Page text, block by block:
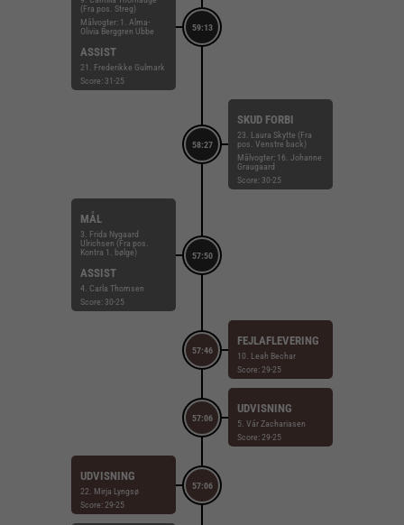
59:13
(Fra pos. Streg)
Målvogter: 1. Alma-
Olivia Berggren Ubbe
ASSIST
21. Frederikke Gulmark
Score: 31-25
58:27
SKUD FORBI
23. Laura Skytte (Fra
pos. Venstre back)
Målvogter: 16. Johanne
Graugaard
Score: 30-25
57:50
MÅL
3. Frida Nygaard
Ulrichsen (Fra pos.
Kontra 1. bølge)
ASSIST
4. Carla Thomsen
Score: 30-25
57:46
FEJLAFLEVERING
10. Leah Bechar
Score: 29-25
57:06
UDVISNING
5. Vár Zachariasen
Score: 29-25
57:06
UDVISNING
22. Mirja Lyngsø
Score: 29-25